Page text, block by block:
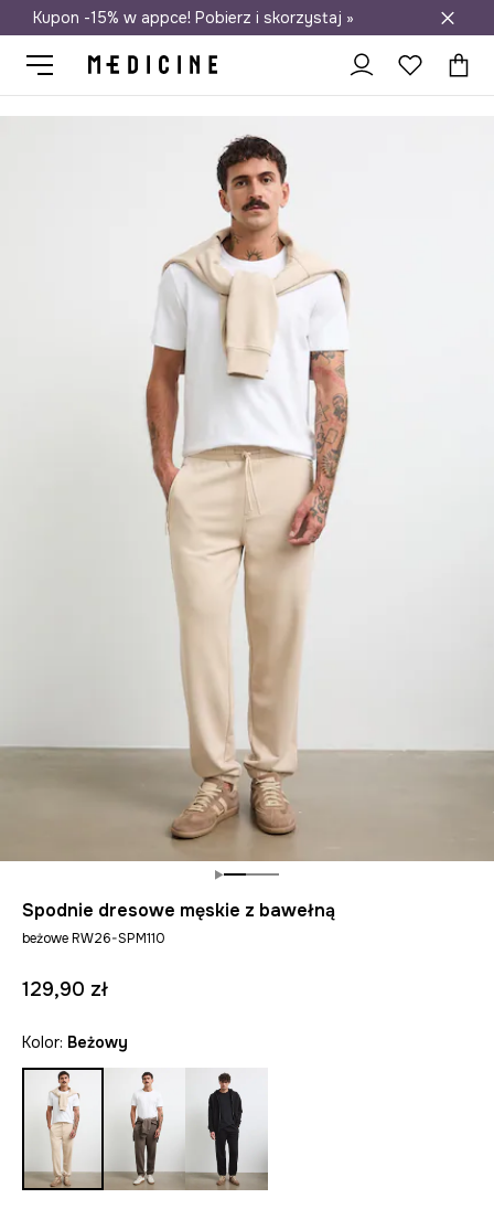
Darmowa dostawa do salonów
Kupon -15% w appce! Pobierz i skorzystaj »
Spodnie dresowe męskie z bawełną
beżowe RW26-SPM110
129,90 zł
Kolor: beżowy